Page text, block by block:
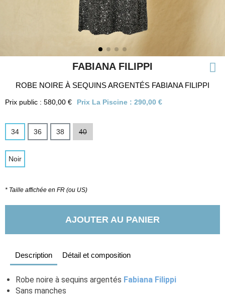
FABIANA FILIPPI
ROBE NOIRE À SEQUINS ARGENTÉS FABIANA FILIPPI
Prix public : 580,00 € Prix La Piscine : 290,00 €
34 36 38 40
Noir
* Taille affichée en FR (ou US)
AJOUTER AU PANIER
Description Détail et composition
Robe noire à sequins argentés Fabiana Filippi
Sans manches